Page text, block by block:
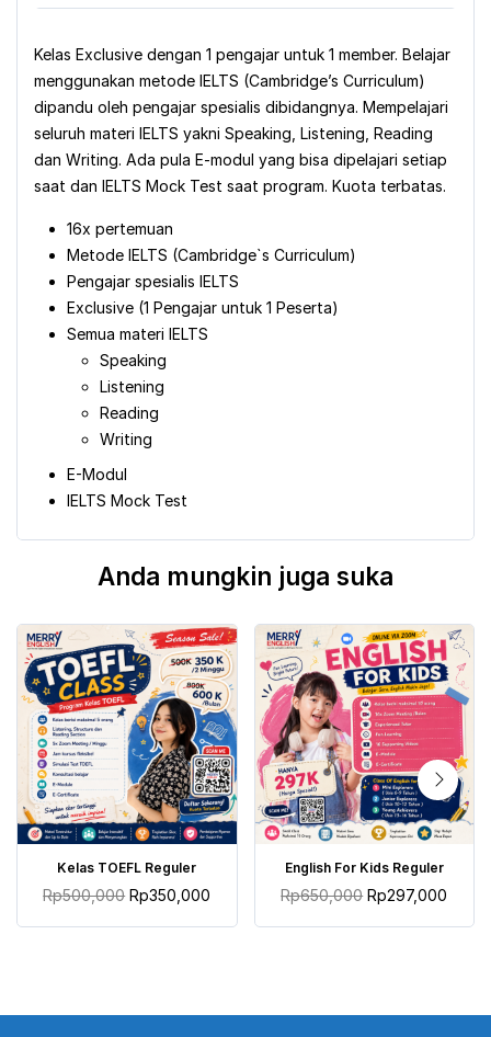
Kelas Exclusive dengan 1 pengajar untuk 1 member. Belajar
menggunakan metode IELTS (Cambridge’s Curriculum)
dipandu oleh pengajar spesialis dibidangnya. Mempelajari
seluruh materi IELTS yakni Speaking, Listening, Reading
dan Writing. Ada pula E-modul yang bisa dipelajari setiap
saat dan IELTS Mock Test saat program. Kuota terbatas.
16x pertemuan
Metode IELTS (Cambridge`s Curriculum)
Pengajar spesialis IELTS
Exclusive (1 Pengajar untuk 1 Peserta)
Semua materi IELTS
Speaking
Listening
Reading
Writing
E-Modul
IELTS Mock Test
Anda mungkin juga suka
TAMBAH KE KERANJANG
Kelas TOEFL Reguler
Rp500,000 Harga
adalah:
Rp350,000
ini
TAMBAH KE KERANJANG
English For Kids Reguler
Rp650,000 Harga
adalah:
Rp297,000
ini